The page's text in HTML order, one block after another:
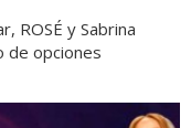
ROSÉ y Sabrina
de opciones